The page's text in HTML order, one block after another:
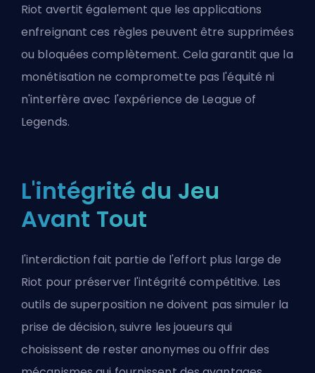
Riot avertit également que les applications
enfreignant ces règles peuvent être supprimées
ou bloquées complètement. Cela garantit que la
monétisation ne compromette pas l'équité ni
n'interfère avec l'expérience de League of
Legends.
L'intégrité du Jeu
Avant Tout
l'interdiction fait partie de l'effort plus large de
Riot pour préserver l'intégrité compétitive. Les
outils de superposition ne doivent pas simuler la
prise de décision, suivre les joueurs qui
choisissent de rester anonymes ou offrir des